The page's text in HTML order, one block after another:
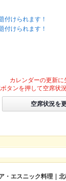
けられます！
けられます！
カレンダーの更新に
タンを押して空席状
空席状況を
・エスニック料理｜